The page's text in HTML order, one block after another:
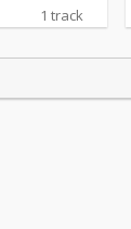
1 track